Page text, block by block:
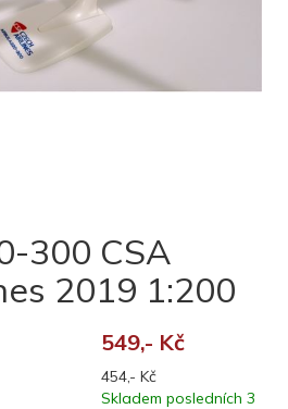
300 CSA
2019 1:200
549,- Kč
454,- Kč
Skladem posledních 3